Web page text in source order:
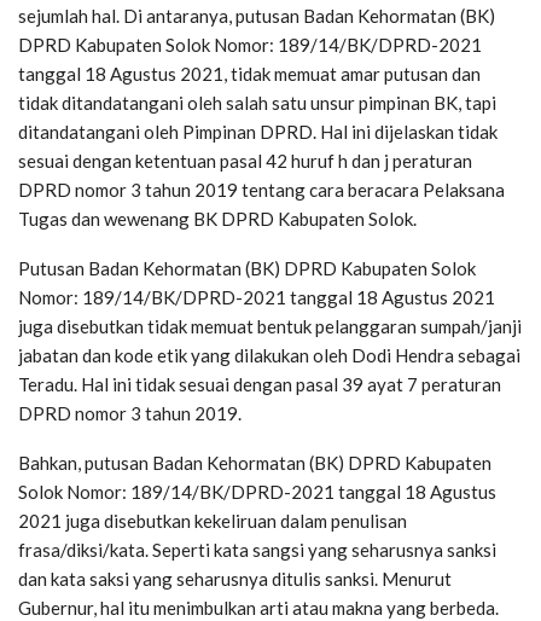
sejumlah hal. Di antaranya, putusan Badan Kehormatan (BK)
DPRD Kabupaten Solok Nomor: 189/14/BK/DPRD-2021
tanggal 18 Agustus 2021, tidak memuat amar putusan dan
tidak ditandatangani oleh salah satu unsur pimpinan BK, tapi
ditandatangani oleh Pimpinan DPRD. Hal ini dijelaskan tidak
sesuai dengan ketentuan pasal 42 huruf h dan j peraturan
DPRD nomor 3 tahun 2019 tentang cara beracara Pelaksana
Tugas dan wewenang BK DPRD Kabupaten Solok.
Putusan Badan Kehormatan (BK) DPRD Kabupaten Solok
Nomor: 189/14/BK/DPRD-2021 tanggal 18 Agustus 2021
juga disebutkan tidak memuat bentuk pelanggaran sumpah/janji
jabatan dan kode etik yang dilakukan oleh Dodi Hendra sebagai
Teradu. Hal ini tidak sesuai dengan pasal 39 ayat 7 peraturan
DPRD nomor 3 tahun 2019.
Bahkan, putusan Badan Kehormatan (BK) DPRD Kabupaten
Solok Nomor: 189/14/BK/DPRD-2021 tanggal 18 Agustus
2021 juga disebutkan kekeliruan dalam penulisan
frasa/diksi/kata. Seperti kata sangsi yang seharusnya sanksi
dan kata saksi yang seharusnya ditulis sanksi. Menurut
Gubernur, hal itu menimbulkan arti atau makna yang berbeda.